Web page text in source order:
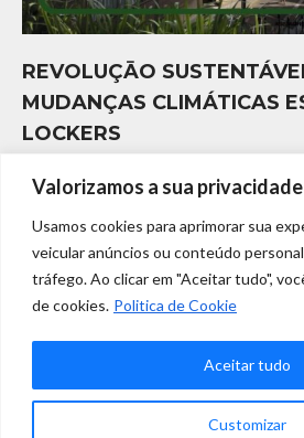
Valorizamos a sua privacidade
Usamos cookies para aprimorar sua
veicular anúncios ou conteúdo
tráfego. Ao clicar em "Aceitar tudo",
de cookies. Politica de Cookie
Customizar
Aceitar tudo
REVOLUÇĀO
MUDANÇAS CLIMÁTICAS
LOCKERS
REVOLUÇĀO SUSTENTÁVEL:
CLIMÁTICAS E SMART LOCKERS
ambientais urgentes, a indústria da
convergir. As mudanças climáticas, com
padrões climáticos globais e nos
imediata. Em meio a esses desafios, os